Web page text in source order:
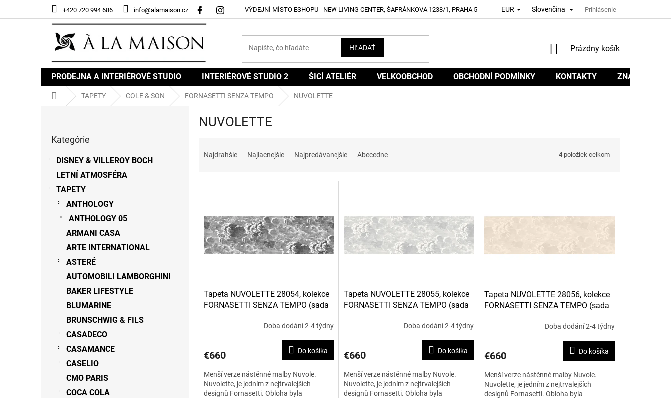
+420 720 994 686 info@alamaison.cz VÝDEJNÍ MÍSTO ESHOPU - NEW LIVING CENTER, ŠAFRÁNKOVA 1238/1, PRAHA 5 EUR Slovenčina Prihlásenie
HĽADAŤ
NÁKUPNÝ
Prázdny košík
PRODEJNA A INTERIÉROVÉ STUDIO INTERIÉROVÉ STUDIO 2 ŠICÍ ATELIÉR VELKOOBCHOD OBCHODNÍ PODMÍNKY KONTAKTY ZNAČKY
DomovTAPETY COLE & SON FORNASETTI SENZA TEMPO NUVOLETTE
kategórie
Kategórie
DISNEY & VILLEROY BOCH
LETNÍ ATMOSFÉRA
TAPETY
ANTHOLOGY
ANTHOLOGY 05
ARMANI CASA
ARTE INTERNATIONAL
ASTERÉ
AUTOMOBILI LAMBORGHINI
BAKER LIFESTYLE
BLUMARINE
BRUNSCHWIG & FILS
CASADECO
CASAMANCE
CASELIO
CMO PARIS
COCA COLA
NUVOLETTE
Najdrahšie Najlacnejšie Najpredávanejšie Abecedne 4 položiek celkom
Tapeta NUVOLETTE 28054, kolekce
FORNASETTI SENZA TEMPO (sada
Doba dodání 2-4 týdny
€660 Do košíka
Menší verze nástěnné malby Nuvole.
Nuvolette, je jedním z nejtrvalejších
designů Fornasetti. Obloha byla
Tapeta NUVOLETTE 28055, kolekce
FORNASETTI SENZA TEMPO (sada
Doba dodání 2-4 týdny
€660 Do košíka
Menší verze nástěnné malby Nuvole.
Nuvolette, je jedním z nejtrvalejších
designů Fornasetti. Obloha byla
Tapeta NUVOLETTE 28056, kolekce
FORNASETTI SENZA TEMPO (sada
Doba dodání 2-4 týdny
€660 Do košíka
Menší verze nástěnné malby Nuvole.
Nuvolette, je jedním z nejtrvalejších
designů Fornasetti. Obloha byla